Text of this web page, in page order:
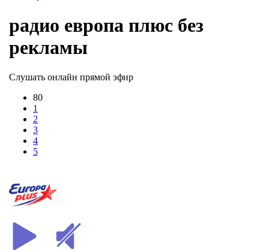
радио европа плюс без
рекламы
Слушать онлайн прямой эфир
80
1
2
3
4
5